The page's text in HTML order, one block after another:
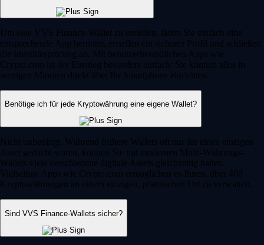
Um eine VVS Finance-Wallet zu erstellen, laden Sie einfach eine
entsprechende App herunter, erstellen ein sicheres Profil und schließen
die Identitätsprüfung ab. Mit benutzerfreundlichen Apps wie
Crypto.com ist der Einstieg besonders einfach: Sie können alles in
wenigen Minuten direkt über Ihr Smartphone einrichten.
Benötige ich für jede Kryptowährung eine eigene Wallet?
Nicht unbedingt. Während frühere Wallets oft nur für einen einzigen
Asset gedacht waren, können Sie mit modernen Multi-Währungs-
Wallets viele verschiedene digitale Assets gleichzeitig halten.
Vielseitige Apps wie Crypto.com ermöglichen es Ihnen, über 400
Kryptowährungen an einem einzigen, praktischen Ort zu verwalten.
Sind VVS Finance-Wallets sicher?